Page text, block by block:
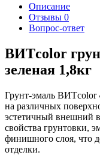
Описание
Отзывы 0
Вопрос-ответ
ВИТcolor
зеленая 1,8кг
Грунт-эмаль ВИТcolor
на различных
эстетичный внешний
свойства грунтовки,
финишного слоя, что
отделки.